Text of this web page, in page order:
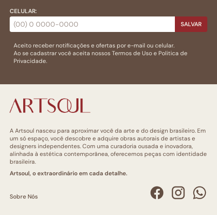
CELULAR:
SALVAR
Aceito receber notificações e ofertas por e-mail ou celular.
Ao se cadastrar você aceita nossosTermos de Usoe Politica de
Privacidade.
A Artsoul nasceu para aproximar você da arte e do design brasileiro. Em
um só espaço, você descobre e adquire obras autorais de artistas e
designers independentes. Com uma curadoria ousada e inovadora,
alinhada à estética contemporânea, oferecemos peças com identidade
brasileira.
Artsoul, o extraordinário em cada detalhe.
Sobre Nós